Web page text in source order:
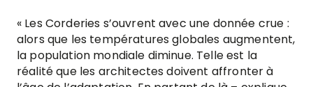
« Les Corderies s’ouvrent avec une donnée crue :
alors que les températures globales augmentent,
la population mondiale diminue. Telle est la
réalité que les architectes doivent affronter à